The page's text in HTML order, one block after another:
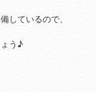
しているので、
う♪